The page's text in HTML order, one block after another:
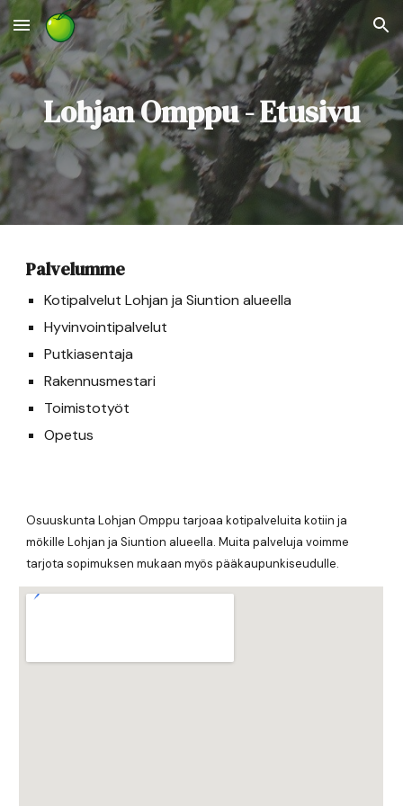
Skip to main content Skip to navigation
Lohjan Omppu - Etusivu
Palvelumme
Kotipalvelut Lohjan ja Siuntion alueella
Hyvinvointipalvelut
Putkiasentaja
Rakennusmestari
Toimistotyöt
Opetus
Osuuskunta Lohjan Omppu tarjoaa kotipalveluita kotiin ja
mökille Lohjan ja Siuntion alueella. Muita palveluja voimme
tarjota sopimuksen mukaan myös pääkaupunkiseudulle.